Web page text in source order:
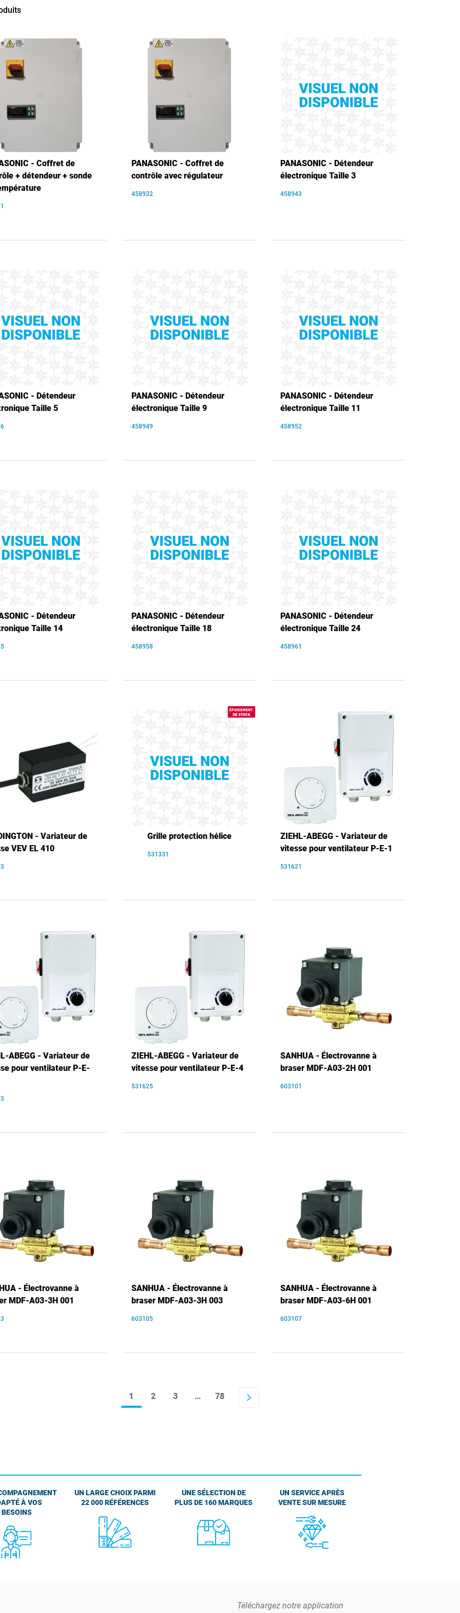
- Coffret de
+ détendeur + sonde
PANASONIC - Coffret de
contrôle avec régulateur
458932
PANASONIC - Détendeur
électronique Taille 3
458943
- Détendeur
Taille 5
PANASONIC - Détendeur
électronique Taille 9
458949
PANASONIC - Détendeur
électronique Taille 11
458952
- Détendeur
Taille 14
PANASONIC - Détendeur
électronique Taille 18
458958
PANASONIC - Détendeur
électronique Taille 24
458961
- Variateur de
VEV EL 410
Grille protection hélice
531331
ZIEHL-ABEGG - Variateur de
vitesse pour ventilateur P-E-1
531621
ABEGG - Variateur de
pour ventilateur P-E-
ZIEHL-ABEGG - Variateur de
vitesse pour ventilateur P-E-4
531625
SANHUA - Électrovanne à
braser MDF-A03-2H 001
603101
- Électrovanne à
MDF-A03-3H 001
SANHUA - Électrovanne à
braser MDF-A03-3H 003
603105
SANHUA - Électrovanne à
braser MDF-A03-6H 001
603107
1 2 3 … 78 arrow_forward_ios
À VOS
BESOINS
UN LARGE CHOIX PARMI
22 000 RÉFÉRENCES
UNE SÉLECTION DE
PLUS DE 160 MARQUES
UN SERVICE APRÈS
VENTE SUR MESURE
Téléchargez notre application